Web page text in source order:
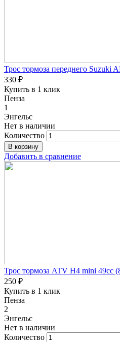
Трос тормоза переднего Suzuki
330 ₽
Купить в 1 клик
Пенза
1
Энгельс
Нет в наличии
Количество
Добавить в сравнение
Трос тормоза ATV H4 mini 49cc
250 ₽
Купить в 1 клик
Пенза
2
Энгельс
Нет в наличии
Количество